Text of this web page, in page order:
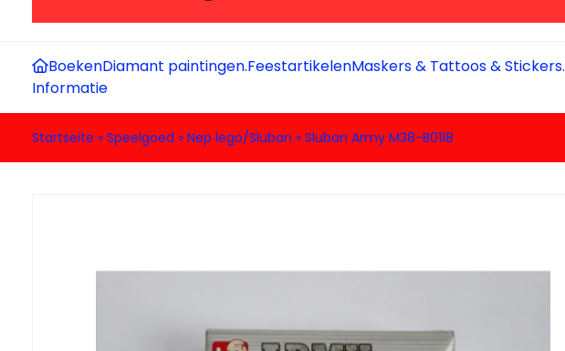
BoekenDiamant paintingen.FeestartikelenMaskers & Tattoos & Stickers.
Informatie
Startseite » Speelgoed » Nep lego/Sluban » Sluban Army M38-B0118